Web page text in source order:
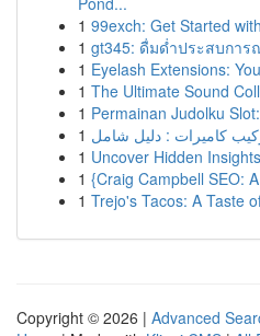
1 99exch: Get Started
1 gt345: ดื่มด่ำประสบการ
1 Eyelash Extensions:
1 The Ultimate Sound
1 Permainan Judolku
1 كاميرات : دليل شامل
1 Uncover Hidden
1 {Craig Campbell SEO:
1 Trejo's Tacos: A Taste
Copyright © 2026 | Advanced